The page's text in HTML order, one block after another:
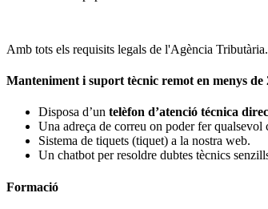
Amb tots els requisits legals de l'Agència Tributària.
Manteniment i suport tècnic remot en menys de
Disposa d’un telèfon d’atenció técnica
Una adreça de correu on poder fer qualsevol
Sistema de tiquets (tiquet) a la nostra web.
Un chatbot per resoldre dubtes tècnics
Formació